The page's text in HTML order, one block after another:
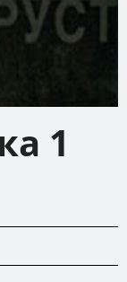
1